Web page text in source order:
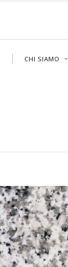
CHI SIAMO